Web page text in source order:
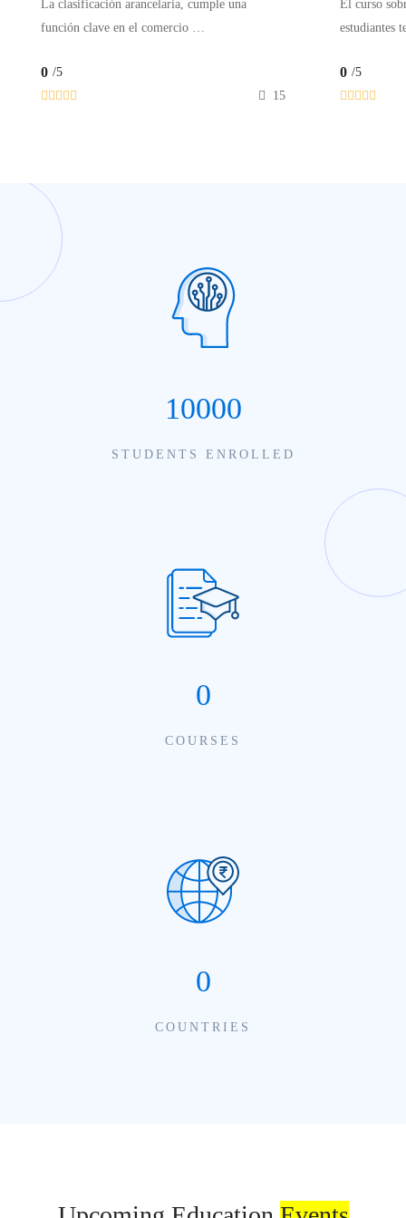
La clasificación arancelaria, cumple una
función clave en el comercio …
0 /5
15
El curso
estudiantes
0 /5
10000
STUDENTS ENROLLED
0
COURSES
0
COUNTRIES